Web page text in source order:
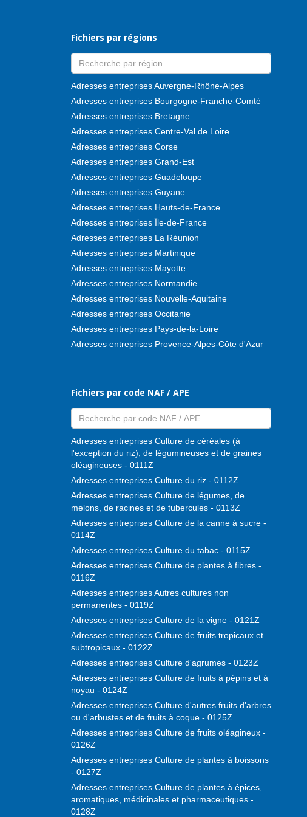
Fichiers par régions
Adresses entreprises Auvergne-Rhône-Alpes
Adresses entreprises Bourgogne-Franche-Comté
Adresses entreprises Bretagne
Adresses entreprises Centre-Val de Loire
Adresses entreprises Corse
Adresses entreprises Grand-Est
Adresses entreprises Guadeloupe
Adresses entreprises Guyane
Adresses entreprises Hauts-de-France
Adresses entreprises Île-de-France
Adresses entreprises La Réunion
Adresses entreprises Martinique
Adresses entreprises Mayotte
Adresses entreprises Normandie
Adresses entreprises Nouvelle-Aquitaine
Adresses entreprises Occitanie
Adresses entreprises Pays-de-la-Loire
Adresses entreprises Provence-Alpes-Côte d'Azur
Fichiers par code NAF / APE
Adresses entreprises Culture de céréales (à
l'exception du riz), de légumineuses et de graines
oléagineuses - 0111Z
Adresses entreprises Culture du riz - 0112Z
Adresses entreprises Culture de légumes, de
melons, de racines et de tubercules - 0113Z
Adresses entreprises Culture de la canne à sucre -
0114Z
Adresses entreprises Culture du tabac - 0115Z
Adresses entreprises Culture de plantes à fibres -
0116Z
Adresses entreprises Autres cultures non
permanentes - 0119Z
Adresses entreprises Culture de la vigne - 0121Z
Adresses entreprises Culture de fruits tropicaux et
subtropicaux - 0122Z
Adresses entreprises Culture d'agrumes - 0123Z
Adresses entreprises Culture de fruits à pépins et à
noyau - 0124Z
Adresses entreprises Culture d'autres fruits d'arbres
ou d'arbustes et de fruits à coque - 0125Z
Adresses entreprises Culture de fruits oléagineux -
0126Z
Adresses entreprises Culture de plantes à boissons
- 0127Z
Adresses entreprises Culture de plantes à épices,
aromatiques, médicinales et pharmaceutiques -
0128Z